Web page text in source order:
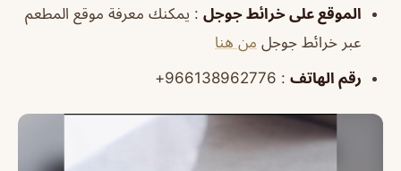
الموقع على خرائط جوجل : يمكنك معرفة موقع المطعم
عبر خرائط جوجل من هنا
رقم الهاتف : 966138962776+